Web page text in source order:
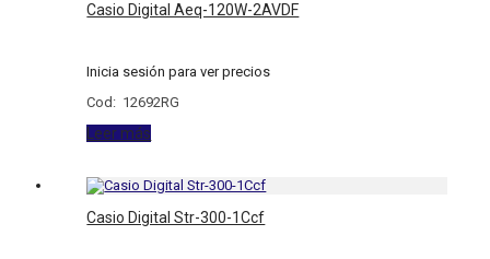
Casio Digital Aeq-120W-2AVDF
Inicia sesión para ver precios
Cod: 12692RG
Leer más
Casio Digital Str-300-1Ccf